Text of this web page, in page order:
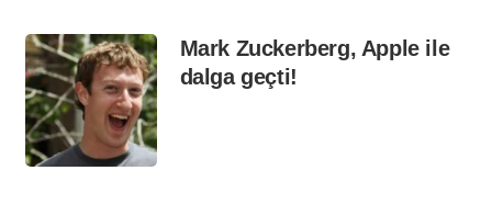
Mark Zuckerberg, Apple ile
dalga geçti!